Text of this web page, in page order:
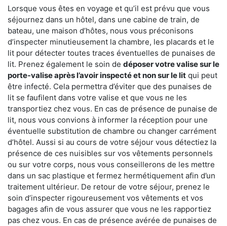
Lorsque vous êtes en voyage et qu’il est prévu que vous
séjournez dans un hôtel, dans une cabine de train, de
bateau, une maison d’hôtes, nous vous préconisons
d’inspecter minutieusement la chambre, les placards et le
lit pour détecter toutes traces éventuelles de punaises de
lit. Prenez également le soin de déposer votre valise sur le
porte-valise après l’avoir inspecté et non sur le lit qui peut
être infecté. Cela permettra d’éviter que des punaises de
lit se faufilent dans votre valise et que vous ne les
transportiez chez vous. En cas de présence de punaise de
lit, nous vous convions à informer la réception pour une
éventuelle substitution de chambre ou changer carrément
d’hôtel. Aussi si au cours de votre séjour vous détectiez la
présence de ces nuisibles sur vos vêtements personnels
ou sur votre corps, nous vous conseillerons de les mettre
dans un sac plastique et fermez hermétiquement afin d’un
traitement ultérieur. De retour de votre séjour, prenez le
soin d’inspecter rigoureusement vos vêtements et vos
bagages afin de vous assurer que vous ne les rapportiez
pas chez vous. En cas de présence avérée de punaises de